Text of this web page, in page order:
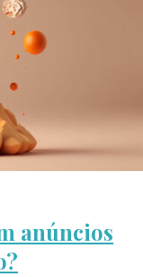
anúncios